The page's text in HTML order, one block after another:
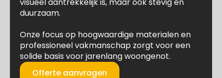
duurzaam.
Onze focus op hoogwaardige materialen en
professioneel vakmanschap zorgt voor een
solide basis voor jarenlang woongenot.
Offerte aanvragen